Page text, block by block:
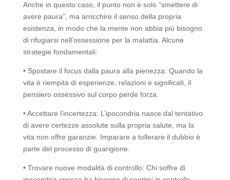
Anche in questo caso, il punto non è solo “smettere di
avere paura”, ma arricchire il senso della propria
esistenza, in modo che la mente non abbia più bisogno
di rifugiarsi nell’ossessione per la malattia. Alcune
strategie fondamentali:
• Spostare il focus dalla paura alla pienezza: Quando la
vita è riempita di esperienze, relazioni e significati, il
pensiero ossessivo sul corpo perde forza.
• Accettare l’incertezza: L’ipocondria nasce dal tentativo
di avere certezze assolute sulla propria salute, ma la
vita non offre garanzie. Imparare a tollerare il dubbio è
parte del processo di guarigione.
• Trovare nuove modalità di controllo: Chi soffre di